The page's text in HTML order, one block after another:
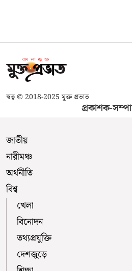
স্বত্ব © 2018-2025 মুক্ত প্রভাত
প্রকাশক-
জাতীয়
নারীমঞ্চ
অর্থনীতি
বিশ্ব
খেলা
বিনোদন
তথ্যপ্রযুক্তি
দেশজুড়ে